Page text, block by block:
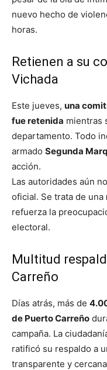
nuevo hecho de
horas.
Retienen a su
Vichada
Este jueves, una
fue retenida mientras
departamento. Todo
armado Segunda
acción.
Las autoridades aún
oficial. Se trata de una
refuerza la
electoral.
Multitud
Carreño
Días atrás, más de
de Puerto Carreño
campaña. La
ratificó su respaldo a
transparente y